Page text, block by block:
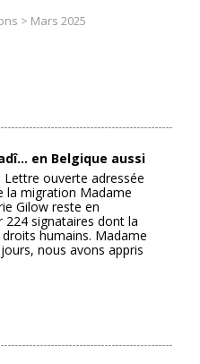
> Mars 2025
en Belgique aussi
Lettre ouverte adressée
la migration Madame
Gilow reste en
224 signataires dont la
humains. Madame
nous avons appris